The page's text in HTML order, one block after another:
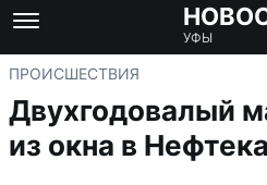
УФЫ
ПРОИСШЕСТВИЯ
Двухгодовалый
из окна в